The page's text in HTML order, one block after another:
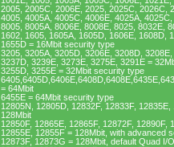
2005, 2005C, 2006E, 2025, 2025C, 2026C,
4005, 4005A, 4005C, 4006E, 4025A,
8005, 8005A, 8006E, 8008E, 8025, 8032E,
1602, 1605, 1605A, 1605D, 1606E, 1608D,
1655D = 16Mbit security type
3205, 3205A, 3205D, 3206E, 3208D,
3237D, 3239E, 3273E, 3275E, 3291E =
3255D, 3255E = 32Mbit security type
= 64Mbit
6455E = 64Mbit security type
12805N, 12805D, 12832F, 12833F,
128Mbit
12850F, 12865E, 12865F, 12872F, 12890F,
12855E, 12855F = 128Mbit, with advanced
12873F, 12873G = 128Mbit, default Quad I/